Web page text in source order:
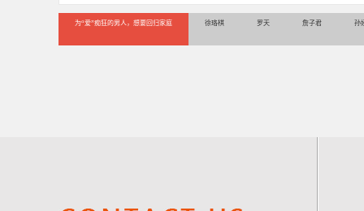
为“爱”痴狂的男人，想要回归家庭 徐珞棋 罗天 詹子君 孙